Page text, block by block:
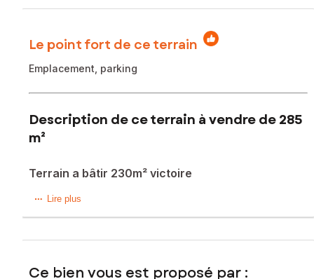
Le point fort de ce terrain
Emplacement, parking
Description de ce terrain à vendre de 285
m²
Terrain a bâtir 230m² victoire
Situé à Bordeaux (33800), ce terrain de 285 m² entre
des transports en commun tels que le tramway et le train
présence d'écoles à proximité en fait un emplacement idéal
Lire plus
Ce bien vous est proposé par :